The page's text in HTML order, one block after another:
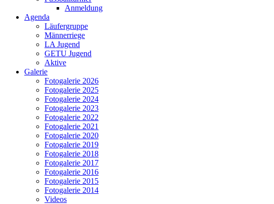
Anmeldung
Agenda
Läufergruppe
Männerriege
LA Jugend
GETU Jugend
Aktive
Galerie
Fotogalerie 2026
Fotogalerie 2025
Fotogalerie 2024
Fotogalerie 2023
Fotogalerie 2022
Fotogalerie 2021
Fotogalerie 2020
Fotogalerie 2019
Fotogalerie 2018
Fotogalerie 2017
Fotogalerie 2016
Fotogalerie 2015
Fotogalerie 2014
Videos